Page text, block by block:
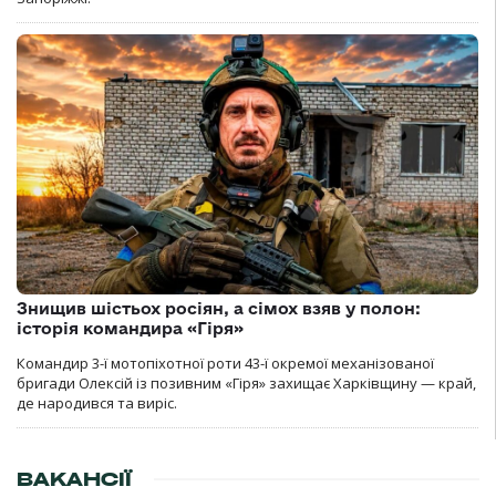
Знищив шістьох росіян, а сімох взяв у полон:
історія командира «Гіря»
Командир 3-ї мотопіхотної роти 43-ї окремої механізованої
бригади Олексій із позивним «Гіря» захищає Харківщину — край,
де народився та виріс.
ВАКАНСІЇ